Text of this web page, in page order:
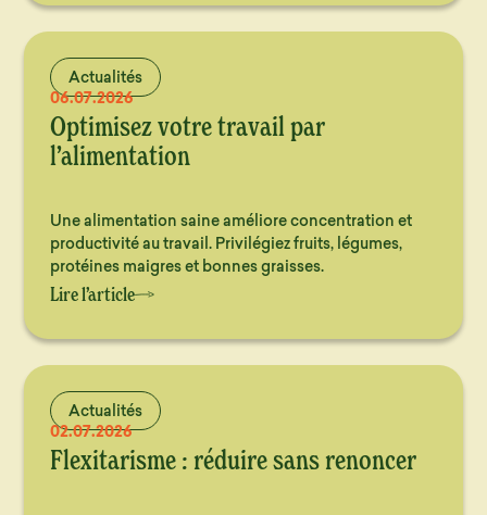
Actualités
06.07.2026
Optimisez votre travail par
l’alimentation
Une alimentation saine améliore concentration et
productivité au travail. Privilégiez fruits, légumes,
protéines maigres et bonnes graisses.
Lire l’article
Actualités
02.07.2026
Flexitarisme : réduire sans renoncer